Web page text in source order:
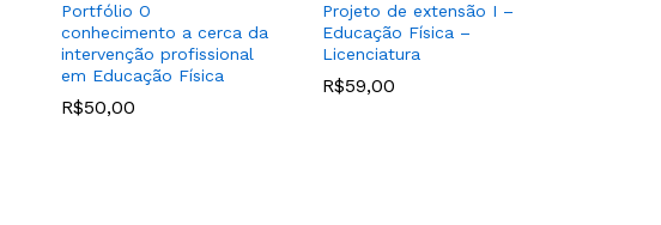
Portfólio O
conhecimento a cerca da
intervenção profissional
em Educação Física
R$50,00
R$50,00
Projeto de extensão I –
Educação Física –
Licenciatura
R$59,00
R$59,00